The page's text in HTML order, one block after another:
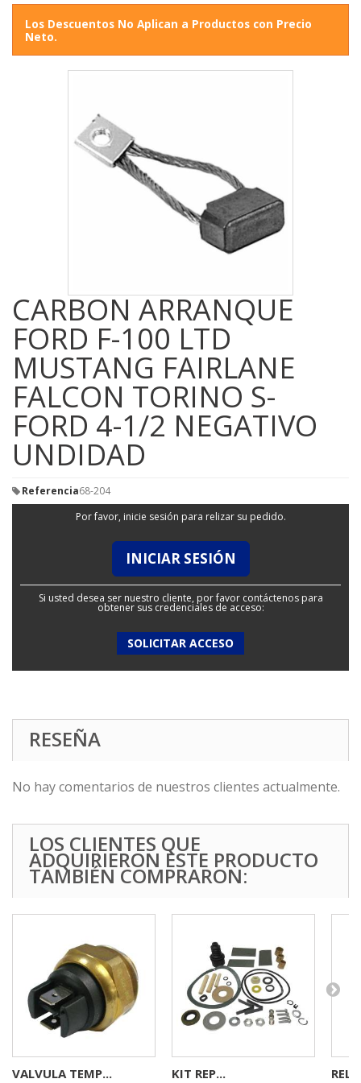
Los Descuentos No Aplican a Productos con Precio
Neto.
CARBON ARRANQUE
FORD F-100 LTD
MUSTANG FAIRLANE
FALCON TORINO S-
FORD 4-1/2 NEGATIVO
UNDIDAD
Referencia68-204
Por favor, inicie sesión para relizar su pedido.
INICIAR SESIÓN
Si usted desea ser nuestro cliente, por favor contáctenos para
obtener sus credenciales de acceso:
SOLICITAR ACCESO
RESEÑA
No hay comentarios de nuestros clientes actualmente.
LOS CLIENTES QUE
ADQUIRIERON ESTE PRODUCTO
TAMBIÉN COMPRARON:
VALVULA TEMP... KIT REP...